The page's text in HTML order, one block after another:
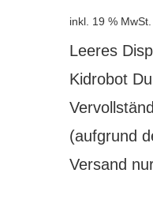
inkl. 19 % MwSt.
Leeres
Kidrobot
(aufgrund
Versand